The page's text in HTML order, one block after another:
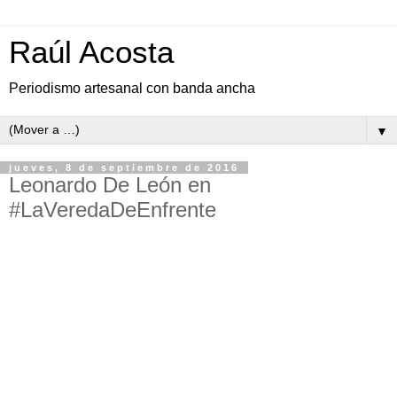
Raúl Acosta
Periodismo artesanal con banda ancha
▼
jueves, 8 de septiembre de 2016
Leonardo De León en
#LaVeredaDeEnfrente